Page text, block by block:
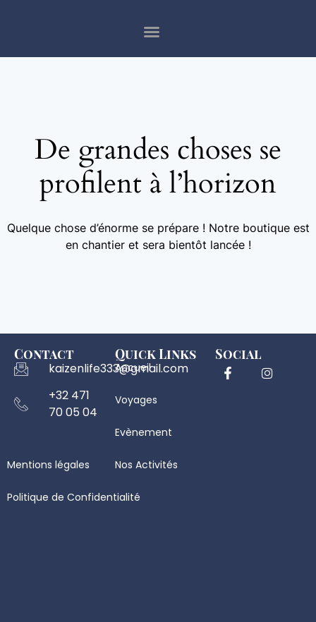
De grandes choses se
profilent à l’horizon
Quelque chose d’énorme se prépare ! Notre boutique est
en chantier et sera bientôt lancée !
Contact
kaizenlife333@gmail.com
+32 471
70 05 04
Quick Links
Accueil
Voyages
Evènement
Nos Activités
Social
Mentions légales
Politique de Confidentialité